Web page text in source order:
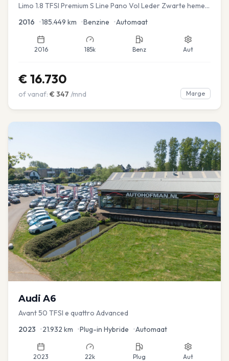
Limo 1.8 TFSI Premium S Line Pano Vol Leder Zwarte hemel
2016 •185.449 km •Benzine •Automaat
2016 185k Benz Aut
€ 16.730
of vanaf: € 347 /mnd Marge
Audi A6
Avant 50 TFSI e quattro Advanced
2023 •21.932 km •Plug-in Hybride •Automaat
2023 22k Plug Aut